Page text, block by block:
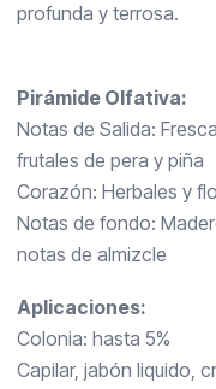
profunda y terrosa.
Pirámide Olfativa:
Notas de Salida:
frutales de pera y piña
Corazón: Herbales y
Notas de fondo:
notas de almizcle
Aplicaciones:
Colonia: hasta 5%
Capilar, jabón liquido,